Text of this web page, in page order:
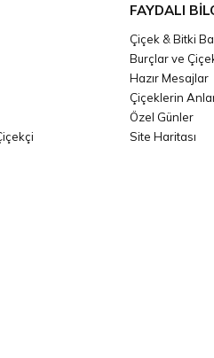
FAYDALI
Çiçek & Bitki
Burçlar ve
Hazır Mesajlar
Çiçeklerin
Özel Günler
Site Haritası